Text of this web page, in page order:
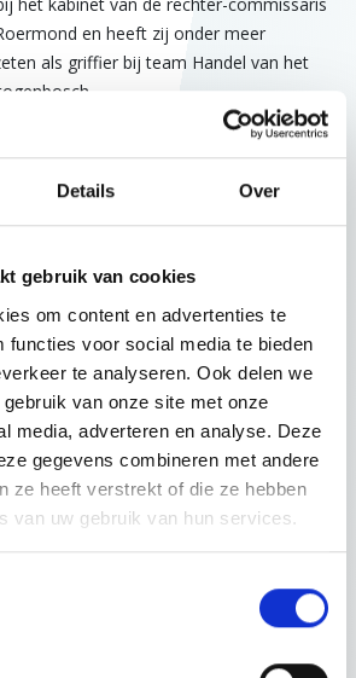
Details Over
gebruik van cookies
om content en advertenties te
functies voor social media te bieden
te analyseren. Ook delen we
van onze site met onze
media, adverteren en analyse. Deze
gegevens combineren met andere
ze heeft verstrekt of die ze hebben
van uw gebruik van hun services.
het kabinet van de rechter-commissaris
en heeft zij onder meer
als griffier bij team Handel van het
en daarna heeft ze gewerkt bij
Sinds maart 2022 is Nadine
Vastgoed Advocaten. Nadine houdt zich
van de Nederlandse
volgende rechtsgebieden geregistreerd:
haar elk kalenderjaar volgens de
Orde van Advocaten tien
op het geregistreerd rechtsgebied.
van der Vleuten